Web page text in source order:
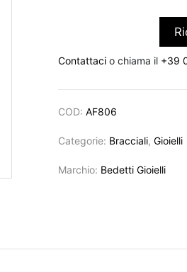
Contattacio chiama il +39
COD: AF806
Categorie: Bracciali, Gioielli
Marchio: Bedetti Gioielli